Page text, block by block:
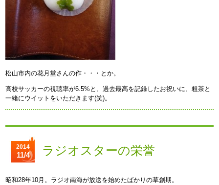
松山市内の花月堂さんの作・・・とか。
高校サッカーの視聴率が6.5%と、過去最高を記録したお祝いに、粗茶と
一緒にウイットをいただきます(笑)。
2014
11/4 ラジオスターの栄誉
昭和28年10月。ラジオ南海が放送を始めたばかりの草創期。